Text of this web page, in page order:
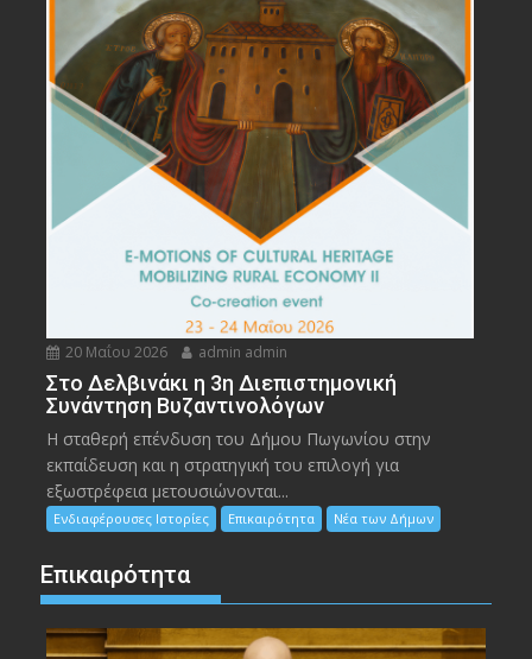
20 Μαΐου 2026 admin admin
Στο Δελβινάκι η 3η Διεπιστημονική
Συνάντηση Βυζαντινολόγων
Η σταθερή επένδυση του Δήμου Πωγωνίου στην
εκπαίδευση και η στρατηγική του επιλογή για
εξωστρέφεια μετουσιώνονται...
Ενδιαφέρουσες Ιστορίες Επικαιρότητα Νέα των Δήμων
Επικαιρότητα